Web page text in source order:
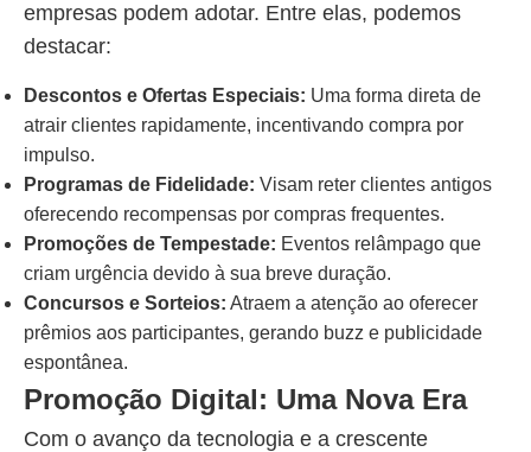
empresas podem adotar. Entre elas, podemos
destacar:
Descontos e Ofertas Especiais: Uma forma direta de
atrair clientes rapidamente, incentivando compra por
impulso.
Programas de Fidelidade: Visam reter clientes antigos
oferecendo recompensas por compras frequentes.
Promoções de Tempestade: Eventos relâmpago que
criam urgência devido à sua breve duração.
Concursos e Sorteios: Atraem a atenção ao oferecer
prêmios aos participantes, gerando buzz e publicidade
espontânea.
Promoção Digital: Uma Nova Era
Com o avanço da tecnologia e a crescente